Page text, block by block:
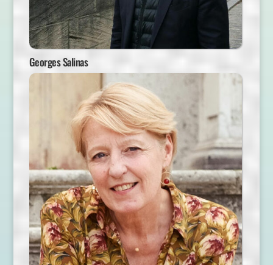
Georges Salinas